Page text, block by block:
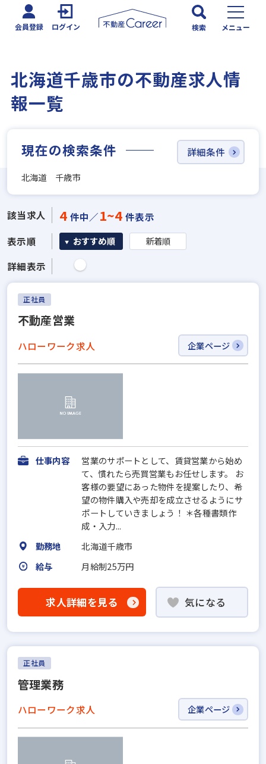
会員登録 ログイン 検索 メニュー
北海道千歳市の不動産求人情
報一覧
現在の検索条件
北海道 千歳市
詳細条件
該当求人 4 件中／1~4 件表示
表示順
おすすめ順 新着順
詳細表示
正社員
不動産営業
ハローワーク求人 企業ページ
仕事内容
営業のサポートとして、賃貸営業から始め
て、慣れたら売買営業もお任せします。 お
客様の要望にあった物件を提案したり、希
望の物件購入や売却を成立させるようにサ
ポートしていきましょう！ ＊各種書類作
成・入力...
勤務地
北海道千歳市
給与
月給制25万円
求人詳細を見る 気になる
正社員
管理業務
ハローワーク求人 企業ページ